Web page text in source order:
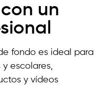
un
fondo es ideal para
escolares,
y vídeos